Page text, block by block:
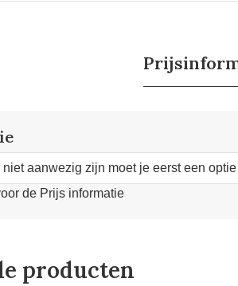
niet aanwezig zijn moet je eerst een
de Prijs informatie
producten